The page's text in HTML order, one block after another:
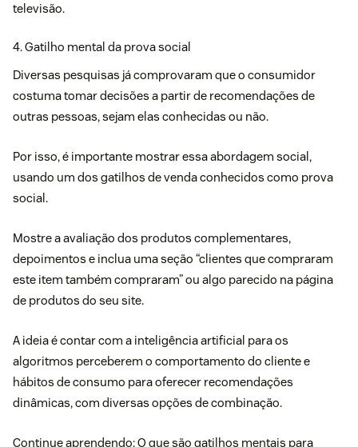
televisão.
4. Gatilho mental da prova social
Diversas pesquisas já comprovaram que o consumidor
costuma tomar decisões a partir de recomendações de
outras pessoas, sejam elas conhecidas ou não.
Por isso, é importante mostrar essa abordagem social,
usando um dos gatilhos de venda conhecidos como prova
social.
Mostre a avaliação dos produtos complementares,
depoimentos e inclua uma seção “clientes que compraram
este item também compraram” ou algo parecido na página
de produtos do seu site.
A ideia é contar com a inteligência artificial para os
algoritmos perceberem o comportamento do cliente e
hábitos de consumo para oferecer recomendações
dinâmicas, com diversas opções de combinação.
Continue aprendendo:O que são gatilhos mentais para